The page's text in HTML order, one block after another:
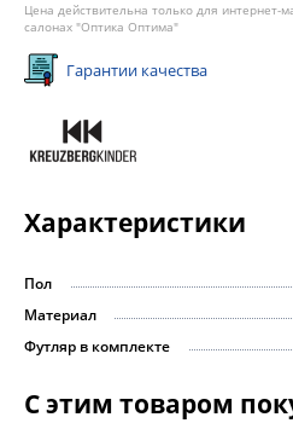
Цена действительна только для интернет-
салонах "Оптика Оптима"
Гарантии качества
Характеристики
Пол
Материал
Футляр в комплекте
С этим товаром